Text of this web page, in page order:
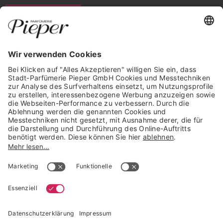
Trusted Shops Mitglied seit 2010
* unverbindliche Preisempfehlung der Verbundgruppe beauty alliance